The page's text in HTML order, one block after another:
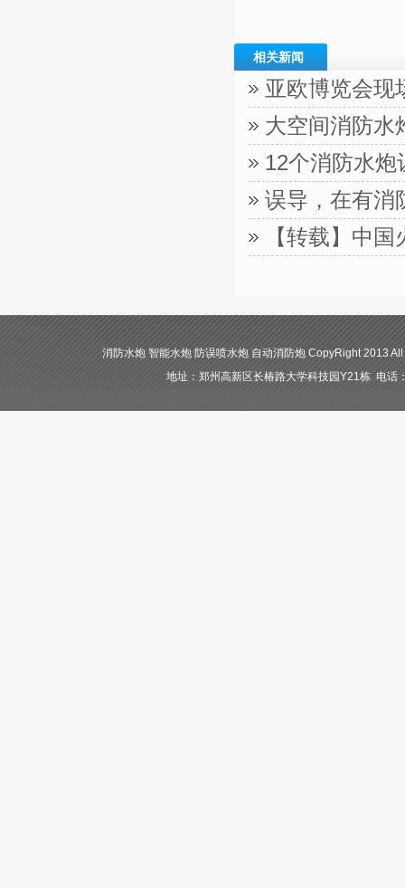
相关新闻
亚欧博览会现
大空间消防水
12个消防水
误导，在有消
【转载】中
消防水炮 智能水炮 防误喷水炮 自动消防炮 CopyRight 2013
地址：郑州高新区长椿路大学科技园Y21栋 电